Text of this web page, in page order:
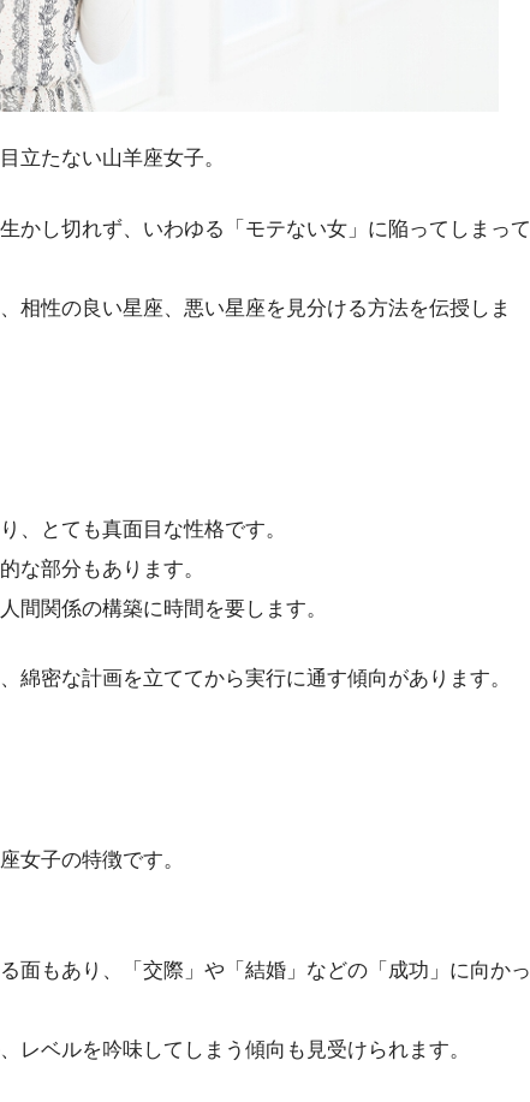
立たない山羊座女子。
かし切れず、いわゆる「モテない女」に陥ってしまって
相性の良い星座、悪い星座を見分ける方法を伝授しま
、とても真面目な性格です。
な部分もあります。
間関係の構築に時間を要します。
綿密な計画を立ててから実行に通す傾向があります。
女子の特徴です。
面もあり、「交際」や「結婚」などの「成功」に向かっ
レベルを吟味してしまう傾向も見受けられます。